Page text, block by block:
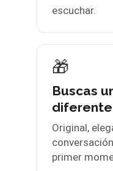
escuchar.
🎁
Buscas
diferente
Original,
primer